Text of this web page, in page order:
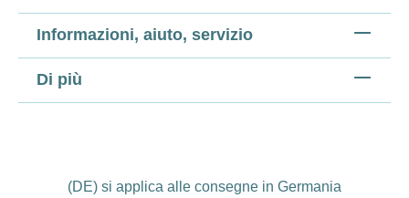
Informazioni, aiuto, servizio
Di più
(DE) si applica alle consegne in Germania